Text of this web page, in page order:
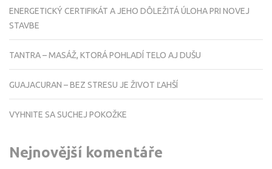
ENERGETICKÝ CERTIFIKÁT A JEHO DÔLEŽITÁ ÚLOHA PRI NOVEJ
STAVBE
TANTRA – MASÁŽ, KTORÁ POHLADÍ TELO AJ DUŠU
GUAJACURAN – BEZ STRESU JE ŽIVOT ĽAHŠÍ
VYHNITE SA SUCHEJ POKOŽKE
Nejnovější komentáře